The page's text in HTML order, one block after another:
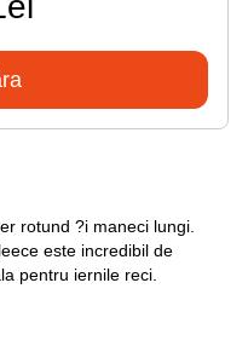
rotund ?i maneci lungi.
este incredibil de
pentru iernile reci.